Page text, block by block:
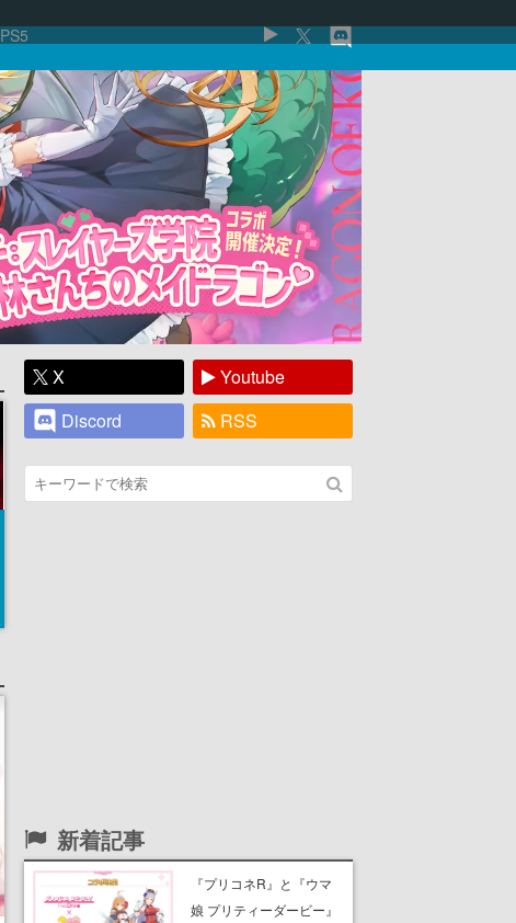
PS5
X
Youtube
Discord
RSS
新着記事
『プリコネR』と『ウマ
娘 プリティーダービー』